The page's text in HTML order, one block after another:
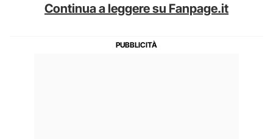
Continua a leggere su Fanpage.it